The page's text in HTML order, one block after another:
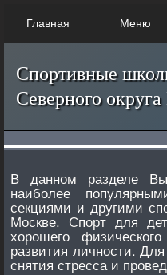
Главная Меню
Спортивные
Северного
В данном разделе
наиболее
секциями и другими
Москве. Спорт для
хорошего
развития личности.
снятия стресса и